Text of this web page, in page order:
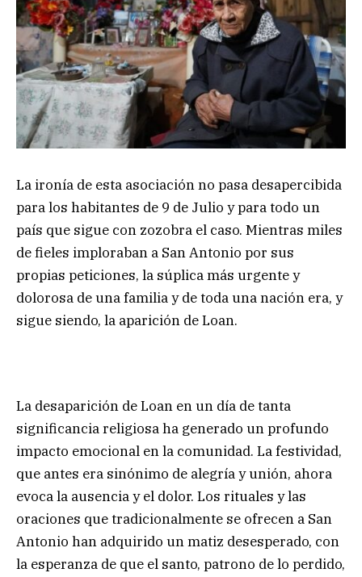
La ironía de esta asociación no pasa desapercibida
para los habitantes de 9 de Julio y para todo un
país que sigue con zozobra el caso. Mientras miles
de fieles imploraban a San Antonio por sus
propias peticiones, la súplica más urgente y
dolorosa de una familia y de toda una nación era, y
sigue siendo, la aparición de Loan.
La desaparición de Loan en un día de tanta
significancia religiosa ha generado un profundo
impacto emocional en la comunidad. La festividad,
que antes era sinónimo de alegría y unión, ahora
evoca la ausencia y el dolor. Los rituales y las
oraciones que tradicionalmente se ofrecen a San
Antonio han adquirido un matiz desesperado, con
la esperanza de que el santo, patrono de lo perdido,